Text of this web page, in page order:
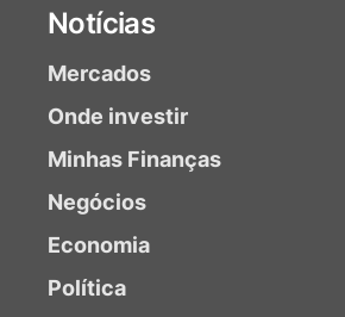
Notícias
Mercados
Onde investir
Minhas Finanças
Negócios
Economia
Política